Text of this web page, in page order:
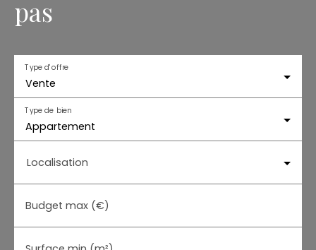
pas
Vente
Type d'offre
Appartement
Type de bien
Localisation
Budget max (€)